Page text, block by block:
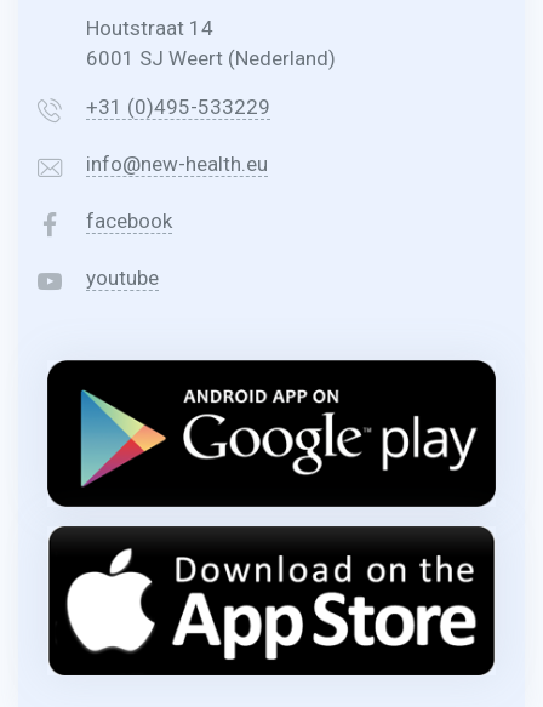
Houtstraat 14
6001 SJ Weert (Nederland)
+31 (0)495-533229
info@new-health.eu
facebook
youtube